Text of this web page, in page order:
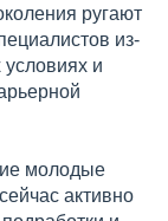
ругают
из-
и
молодые
активно